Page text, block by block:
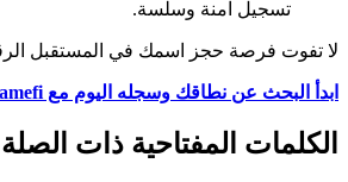
تسجيل آمنة وسلسة.
لا تفوت فرصة حجز اسمك في المستقبل
ابدأ البحث عن نطاقك وسجله اليوم مع Namefi
الكلمات المفتاحية ذات الصلة